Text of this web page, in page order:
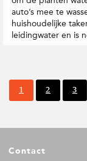
auto’s mee te
huishoudelijke
leidingwater en is
P
a
a
1
P
a
2
P
a
3
oContact